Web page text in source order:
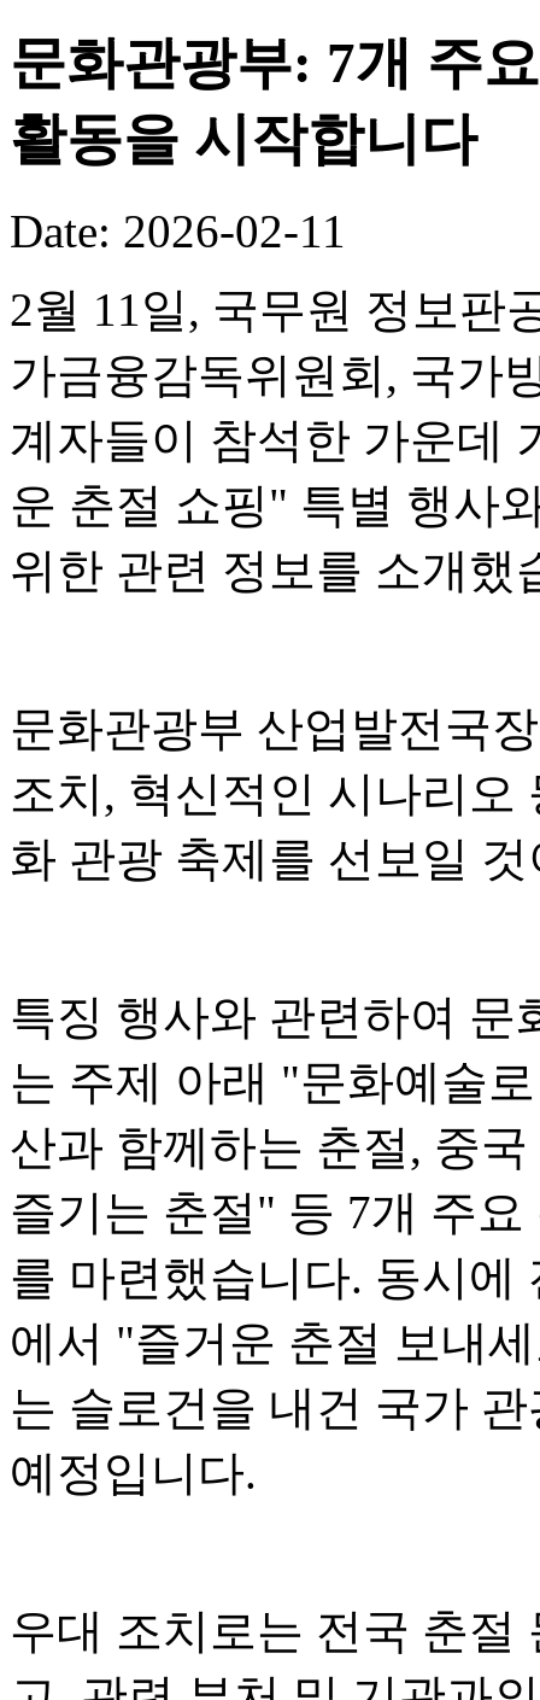
문화관광부: 7개 주
활동을 시작합니다
Date: 2026-02-11
2월 11일, 국무원 정보판
가금융감독위원회, 국가
계자들이 참석한 가운데
운 춘절 쇼핑" 특별 행사
위한 관련 정보를 소개했
문화관광부 산업발전국
조치, 혁신적인 시나리오
화 관광 축제를 선보일
특징 행사와 관련하여
는 주제 아래 "문화예술
산과 함께하는 춘절, 중
즐기는 춘절" 등 7개 주
를 마련했습니다. 동시에
에서 "즐거운 춘절 보내
는 슬로건을 내건 국가
예정입니다.
우대 조치로는 전국 춘절